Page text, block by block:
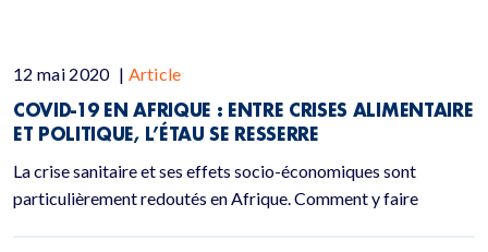
12 mai 2020 | Article
COVID-19 EN AFRIQUE : ENTRE CRISES ALIMENTAIRE
ET POLITIQUE, L’ÉTAU SE RESSERRE
La crise sanitaire et ses effets socio-économiques sont
particulièrement redoutés en Afrique. Comment y faire